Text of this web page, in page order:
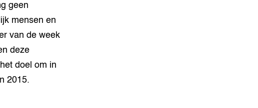
geen
mensen en
van de week
deze
doel om in
2015.